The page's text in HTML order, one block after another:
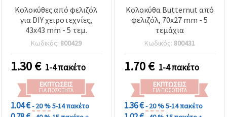
Κολοκύθες από φελιζόλ
για DIY χειροτεχνίες,
43x43 mm - 5 τεμ.
Κωδικός: 800429
1.30€ 1-4 πακέτο
ΕΚΠΤΏΣΕΙΣ
ΓΙΑ ΠΟΣΌΤΗΤΑ
1.04 €- 20 %5-14 πακέτο
Κολοκύθα Butternut από
φελιζόλ, 70x27 mm - 5
τεμάχια
Κωδικός: 800431
1.70€ 1-4 πακέτο
ΕΚΠΤΏΣΕΙΣ
ΓΙΑ ΠΟΣΌΤΗΤΑ
1.36 €- 20 %5-14 πακέτο